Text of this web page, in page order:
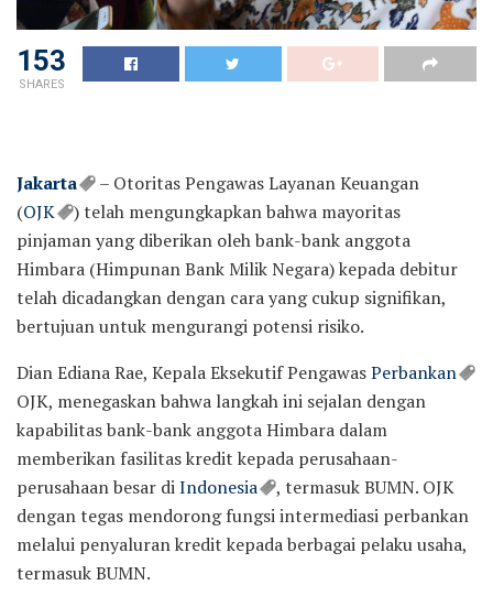
153
SHARES
Jakarta
– Otoritas Pengawas Layanan Keuangan
(OJK
) telah mengungkapkan bahwa mayoritas
pinjaman yang diberikan oleh bank-bank anggota
Himbara (Himpunan Bank Milik Negara) kepada debitur
telah dicadangkan dengan cara yang cukup signifikan,
bertujuan untuk mengurangi potensi risiko.
Dian Ediana Rae, Kepala Eksekutif PengawasPerbankan
OJK, menegaskan bahwa langkah ini sejalan dengan
kapabilitas bank-bank anggota Himbara dalam
memberikan fasilitas kredit kepada perusahaan-
perusahaan besar diIndonesia
, termasuk BUMN. OJK
dengan tegas mendorong fungsi intermediasi perbankan
melalui penyaluran kredit kepada berbagai pelaku usaha,
termasuk BUMN.